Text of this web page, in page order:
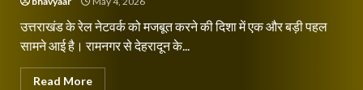
उत्तराखंड के रेल नेटवर्क को मजबूत करने की दिशा में एक और बड़ी पहल
सामने आई है। रामनगर से देहरादून के...
Read More